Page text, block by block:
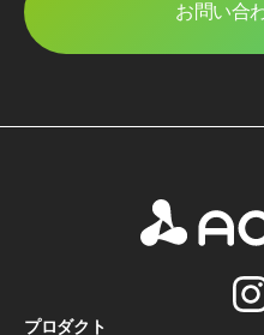
お問い合
プロダクト